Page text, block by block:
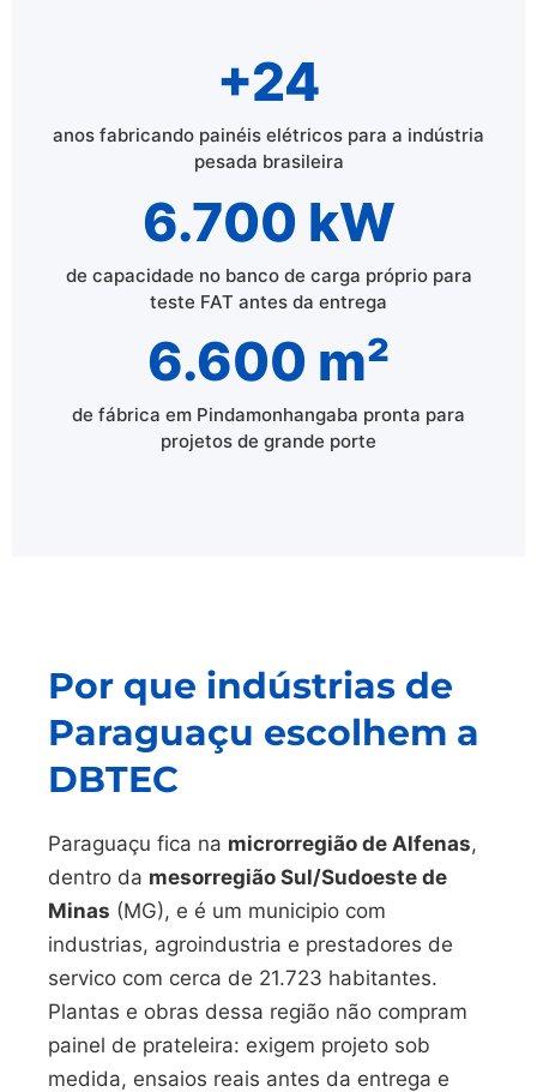
+24
anos fabricando painéis elétricos para a indústria
pesada brasileira
6.700 kW
de capacidade no banco de carga próprio para
teste FAT antes da entrega
6.600 m²
de fábrica em Pindamonhangaba pronta para
projetos de grande porte
Por que indústrias de
Paraguaçu escolhem a
DBTEC
Paraguaçu fica na microrregião de Alfenas,
dentro da mesorregião Sul/Sudoeste de
Minas (MG), e é um municipio com
industrias, agroindustria e prestadores de
servico com cerca de 21.723 habitantes.
Plantas e obras dessa região não compram
painel de prateleira: exigem projeto sob
medida, ensaios reais antes da entrega e